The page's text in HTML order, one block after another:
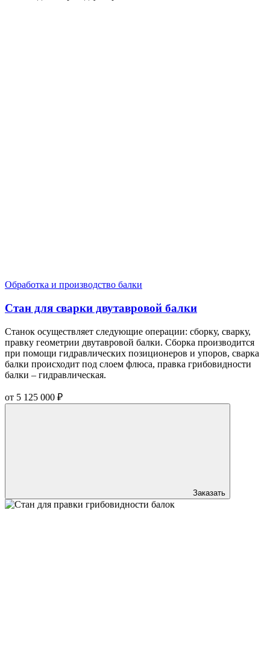
Обработка и производство балки
Стан для сварки двутавровой балки
Станок осуществляет следующие операции: сборку, сварку,
правку геометрии двутавровой балки. Сборка производится
при помощи гидравлических позиционеров и упоров, сварка
балки происходит под слоем флюса, правка грибовидности
балки – гидравлическая.
от 5 125 000 ₽
Заказать